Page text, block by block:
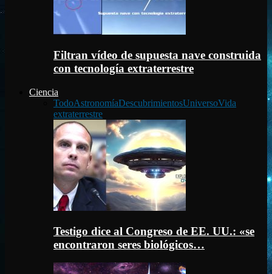
Filtran vídeo de supuesta nave construida
con tecnología extraterrestre
Ciencia
TodoAstronomíaDescubrimientosUniversoVida
extraterrestre
Testigo dice al Congreso de EE. UU.: «se
encontraron seres biológicos…